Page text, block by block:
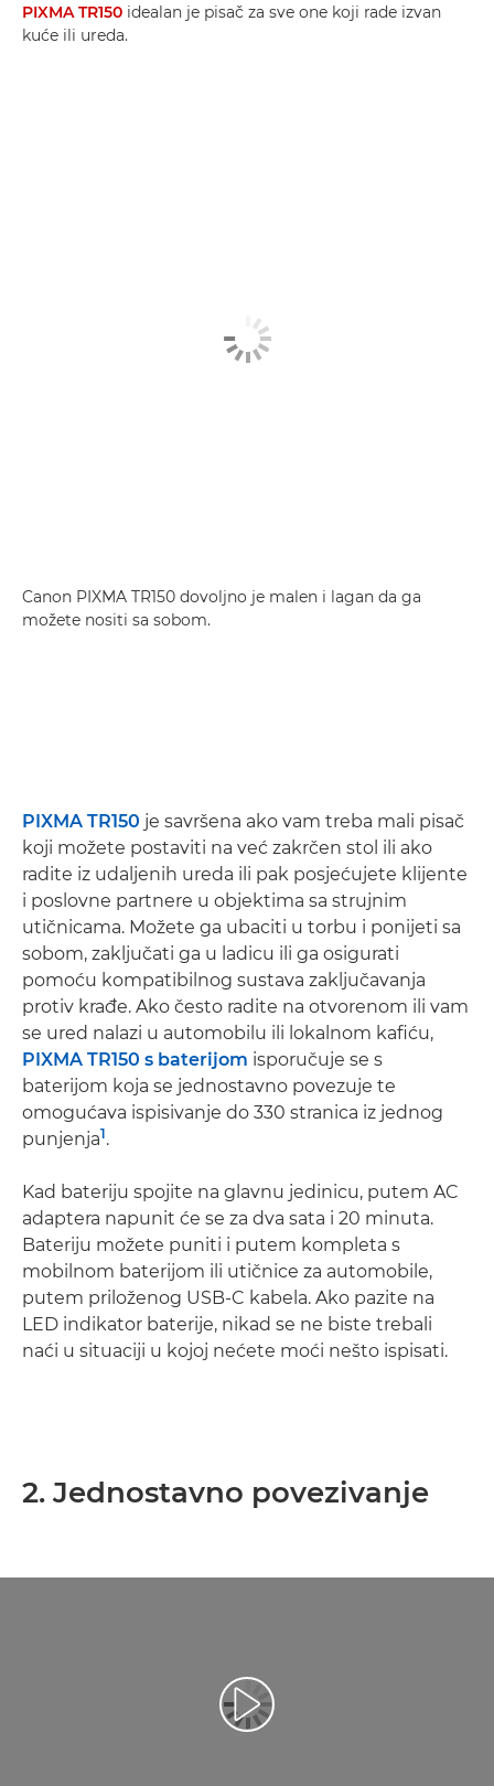
PIXMA TR150 idealan je pisač za sve one koji rade izvan
kuće ili ureda.
Canon PIXMA TR150 dovoljno je malen i lagan da ga
možete nositi sa sobom.
PIXMA TR150 je savršena ako vam treba mali pisač
koji možete postaviti na već zakrčen stol ili ako
radite iz udaljenih ureda ili pak posjećujete klijente
i poslovne partnere u objektima sa strujnim
utičnicama. Možete ga ubaciti u torbu i ponijeti sa
sobom, zaključati ga u ladicu ili ga osigurati
pomoću kompatibilnog sustava zaključavanja
protiv krađe. Ako često radite na otvorenom ili vam
se ured nalazi u automobilu ili lokalnom kafiću,
PIXMA TR150 s baterijom isporučuje se s
baterijom koja se jednostavno povezuje te
omogućava ispisivanje do 330 stranica iz jednog
punjenja1.
Kad bateriju spojite na glavnu jedinicu, putem AC
adaptera napunit će se za dva sata i 20 minuta.
Bateriju možete puniti i putem kompleta s
mobilnom baterijom ili utičnice za automobile,
putem priloženog USB-C kabela. Ako pazite na
LED indikator baterije, nikad se ne biste trebali
naći u situaciji u kojoj nećete moći nešto ispisati.
2. Jednostavno povezivanje
Reproduciraj videozapis